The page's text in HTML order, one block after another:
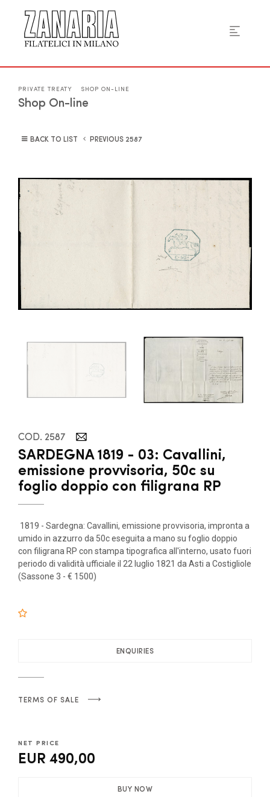
PRIVATE TREATY SHOP ON-LINE
Shop On-line
BACK TO LIST PREVIOUS 2587
COD. 2587
SARDEGNA 1819 - 03: Cavallini,
emissione provvisoria, 50c su
foglio doppio con filigrana RP
1819 - Sardegna: Cavallini, emissione provvisoria, impronta a
umido in azzurro da 50c eseguita a mano su foglio doppio
con filigrana RP con stampa tipografica all'interno, usato fuori
periodo di validità ufficiale il 22 luglio 1821 da Asti a Costigliole
(Sassone 3 - € 1500)
ENQUIRIES
TERMS OF SALE
NET PRICE
EUR 490,00
BUY NOW